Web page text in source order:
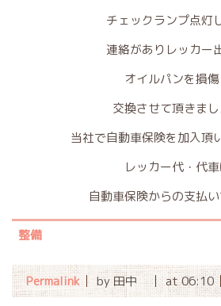
チェックランプ点灯
連絡がありレッカー
オイルパンを損
交換させて頂きまし
当社で自動車保険を加入頂
レッカー代・代
自動車保険からの支払い
整備
Permalink by 田中 at 06:10